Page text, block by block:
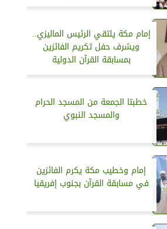
إمام مكة يلتقي الرئيس الماليزي..
ويشرف حفل تكريم الفائزين
بمسابقة القرآن الدولية
خطبتا الجمعة من المسجد الحرام
والمسجد النبوي
إمام وخطيب مكة يكرم الفائزين
في مسابقة القرآن بجنوب إفريقيا